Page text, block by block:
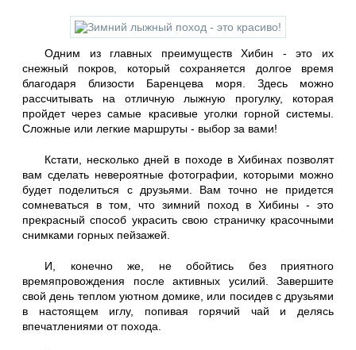
Одним из главных преимуществ Хибин - это их
снежный покров, который сохраняется долгое время
благодаря близости Баренцева моря. Здесь можно
рассчитывать на отличную лыжную прогулку, которая
пройдет через самые красивые уголки горной системы.
Сложные или легкие маршруты - выбор за вами!
Кстати, несколько дней в походе в Хибинах позволят
вам сделать невероятные фотографии, которыми можно
будет поделиться с друзьями. Вам точно не придется
сомневаться в том, что зимний поход в Хибины - это
прекрасный способ украсить свою страничку красочными
снимками горных пейзажей.
И, конечно же, не обойтись без приятного
времяпровождения после активных усилий. Завершите
свой день теплом уютном домике, или посидев с друзьями
в настоящем иглу, попивая горячий чай и делясь
впечатлениями от похода.